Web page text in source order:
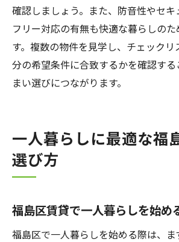
確認しましょう。また、防音性やセキ
フリー対応の有無も快適な暮らしの
す。複数の物件を見学し、チェックリ
分の希望条件に合致するかを確認す
まい選びにつながります。
一人暮らしに最適な福
選び方
福島区賃貸で一人暮らしを始め
福島区で一人暮らしを始める際は、